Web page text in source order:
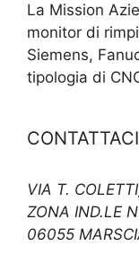
La Mission
monitor di
Siemens,
tipologia di
CONTATTACI
VIA T.
ZONA IND.LE
06055